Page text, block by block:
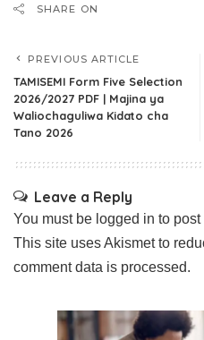
SHARE ON
PREVIOUS ARTICLE
TAMISEMI Form Five Selection
2026/2027 PDF | Majina ya
Waliochaguliwa Kidato cha
Tano 2026
Leave a Reply
You must be logged in to post
This site uses Akismet to
comment data is processed.